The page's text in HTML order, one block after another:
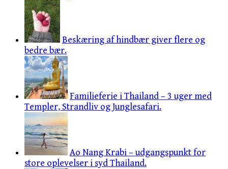
Beskæring af hindbær giver flere og
bedre bær.
Familieferie i Thailand – 3 uger med
Templer, Strandliv og Junglesafari.
Ao Nang Krabi – udgangspunkt for
store oplevelser i syd Thailand.